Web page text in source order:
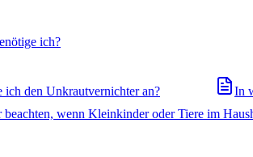
ich?
ich den Unkrautvernichter an?
In
wenn Kleinkinder oder Tiere im